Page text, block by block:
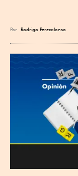
Por Rodrigo Perezalonso